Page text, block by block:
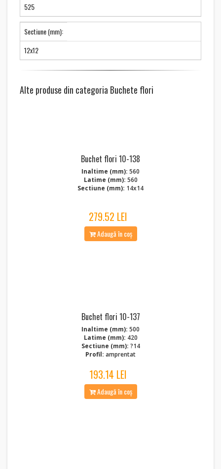
525
Sectiune (mm):
12x12
Alte produse din categoria Buchete flori
Buchet flori 10-138
Inaltime (mm): 560
Latime (mm): 560
Sectiune (mm): 14x14
279.52 LEI
Adaugă în coș
Buchet flori 10-137
Inaltime (mm): 500
Latime (mm): 420
Sectiune (mm): ?14
Profil: amprentat
193.14 LEI
Adaugă în coș